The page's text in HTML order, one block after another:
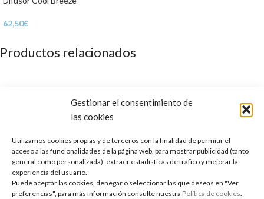
Gestionar el consentimiento de
las cookies
Utilizamos cookies propias y de terceros con la finalidad de permitir el
acceso a las funcionalidades de la página web, para mostrar publicidad (tanto
general como personalizada), extraer estadísticas de tráfico y mejorar la
experiencia del usuario.
Puede aceptar las cookies, denegar o seleccionar las que deseas en "Ver
preferencias", para más información consulte nuestra Política de cookies.
62,50€
Productos relacionados